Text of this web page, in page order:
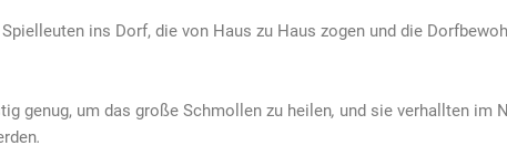
ins Dorf, die von Haus zu Haus zogen und die
genug, um das große Schmollen zu heilen, und sie verhallten im
.